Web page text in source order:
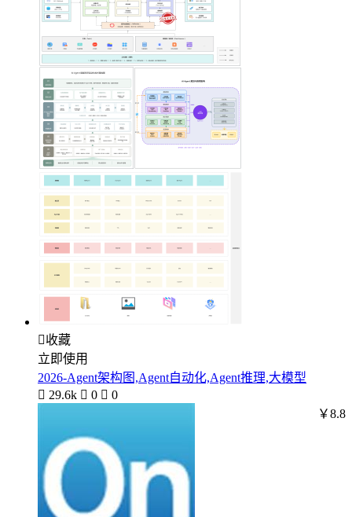
收藏
立即使用
2026-Agent架构图,Agent自动化,Agent推理,大模型
 29.6k  0  0
￥8.8